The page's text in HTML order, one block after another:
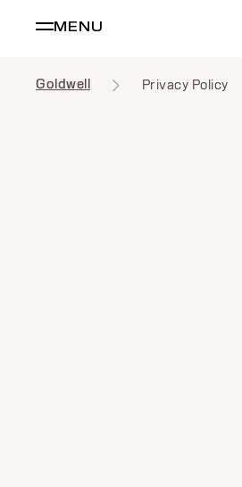
MENU
Goldwell Privacy Policy